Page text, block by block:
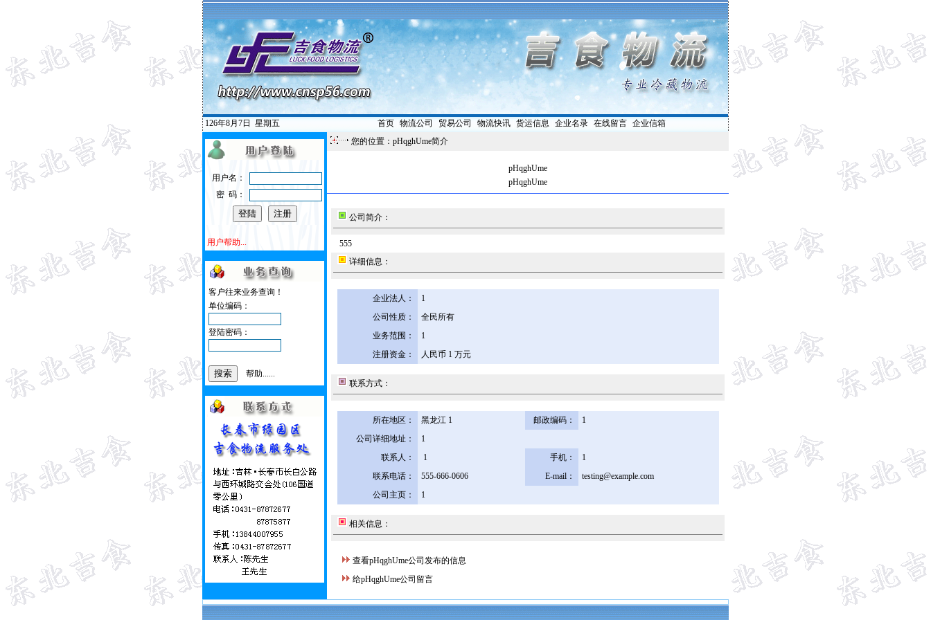
126年8月7日 星期五 首页| 物流公司 贸易公司 物流快讯| 货运信息 企业名录| 在线留言| 企业信箱
用户名：
密 码：
用户帮助...
客户往来业务查询！
单位编码：
登陆密码：
帮助......
您的位置：pHqghUme简介
pHqghUme
pHqghUme
公司简介：
555
详细信息：
企业法人：
1
公司性质：
全民所有
业务范围：
1
注册资金：
人民币 1 万元
联系方式：
所在地区： 黑龙江 1 邮政编码：
1
公司详细地址：
1
联系人：
1 手机：
1
联系电话：
555-666-0606 E-mail：
testing@example.com
公司主页：
1
相关信息：
查看pHqghUme公司发布的信息
给pHqghUme公司留言